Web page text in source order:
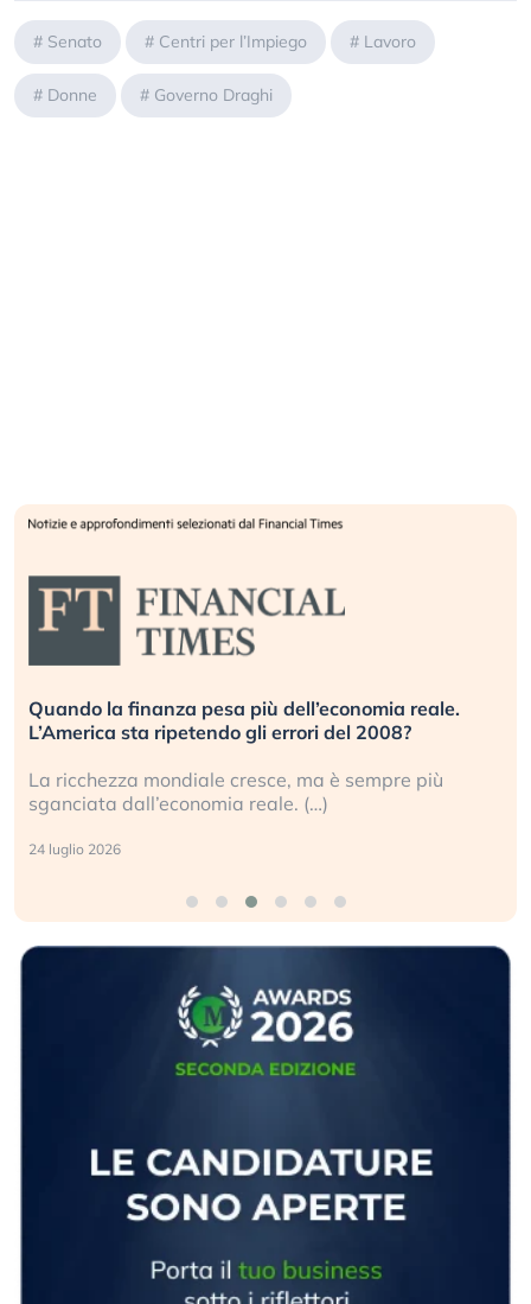
# Senato # Centri per l’Impiego # Lavoro
# Donne # Governo Draghi
reale.
più
Russia e Cina pronti a spegnere Starlink.
investitori stanno sottovalutando il rischio?
Gli investitori tech continuano a ignorare il
geopolitico: il (…)